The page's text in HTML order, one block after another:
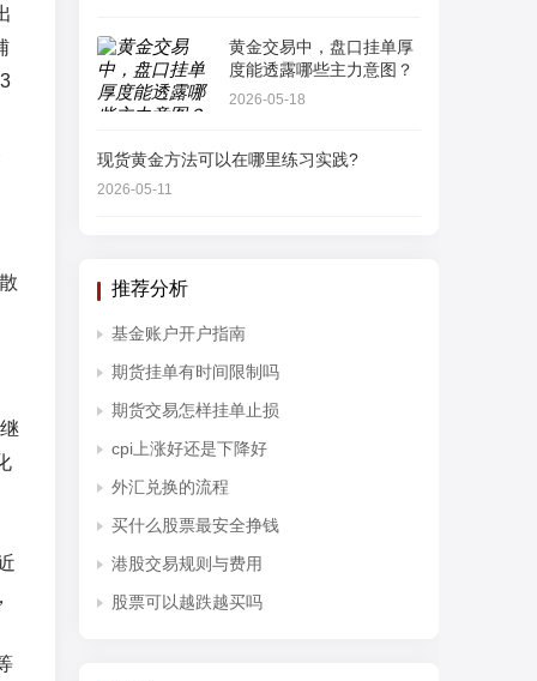
黄金交易中，盘口挂单厚
度能透露哪些主力意图？
2026-05-18
现货黄金方法可以在哪里练习实践?
2026-05-11
推荐分析
基金账户开户指南
期货挂单有时间限制吗
期货交易怎样挂单止损
cpi上涨好还是下降好
外汇兑换的流程
买什么股票最安全挣钱
港股交易规则与费用
股票可以越跌越买吗